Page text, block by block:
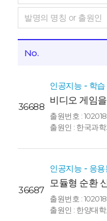
No.
36688
인공지능 - 학
비디오 게임
(Method for
Using Data
Games)
출원번호 :
출원인 : 한국과
36687
인공지능 - 응용
모듈형 순환
시스템 및 방
BASED ON
출원번호 :
출원인 : 한양대